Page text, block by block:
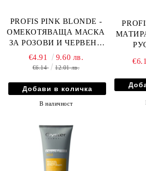
PROFIS PINK BLONDE -
ОМЕКОТЯВАЩА МАСКА
ЗА РОЗОВИ И ЧЕРВЕНИ
НЮАНСИ С ЯГОДОВ
АРОМАТ И ПШЕНИЧЕН
€4.91 9.60 лв.
€6.14 12.01 лв.
В наличност